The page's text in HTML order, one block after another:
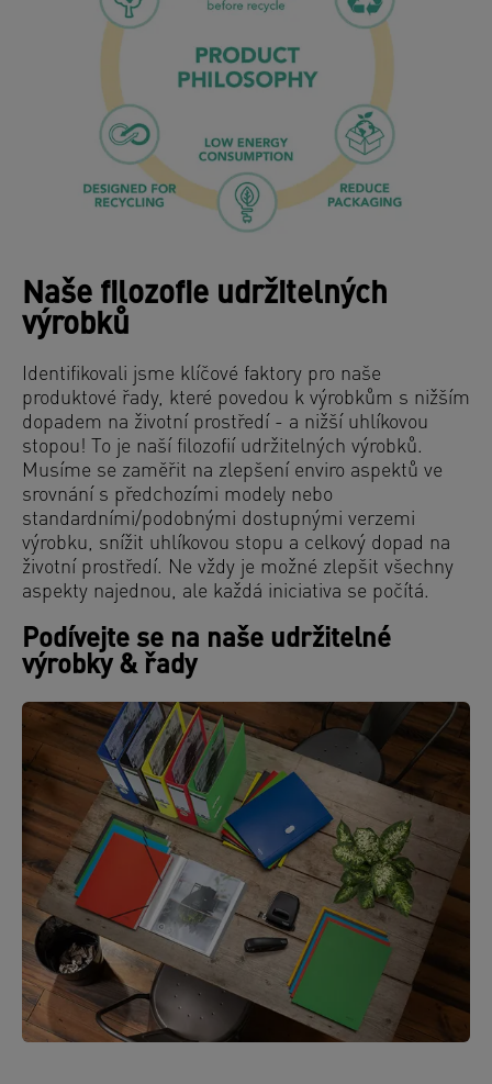
Naše filozofie udržitelných
výrobků
Identifikovali jsme klíčové faktory pro naše
produktové řady, které povedou k výrobkům s nižším
dopadem na životní prostředí - a nižší uhlíkovou
stopou! To je naší filozofií udržitelných výrobků.
Musíme se zaměřit na zlepšení enviro aspektů ve
srovnání s předchozími modely nebo
standardními/podobnými dostupnými verzemi
výrobku, snížit uhlíkovou stopu a celkový dopad na
životní prostředí. Ne vždy je možné zlepšit všechny
aspekty najednou, ale každá iniciativa se počítá.
Podívejte se na naše udržitelné
výrobky & řady